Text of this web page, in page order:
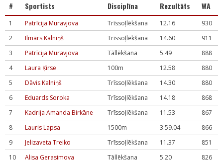
# Sportists Disciplīna Rezultāts WA
1 Patrīcija Muravjova Trīssoļlēkšana 12.16
930
2
Ilmārs Kalniņš Trīssoļlēkšana 14.60
911
3
Patrīcija Muravjova Tāllēkšana 5.49
888
4
Laura Ķirse 100m 12.58
880
5
Dāvis Kalniņš Trīssoļlēkšana 14.30
880
6
Eduards Soroka Trīssoļlēkšana 14.18
868
7
Kadrija Amanda Birkāne Trīssoļlēkšana 11.53
867
8
Lauris Lapsa 1500m 3:59.04
866
9
Jelizaveta Treiko Trīssoļlēkšana 11.37
851
10
Alisa Gerasimova Tāllēkšana 5.20 826